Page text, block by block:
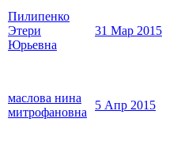
Пилипенко
Этери
Юрьевна
31 Мар 2015
маслова нина
митрофановна
5 Апр 2015